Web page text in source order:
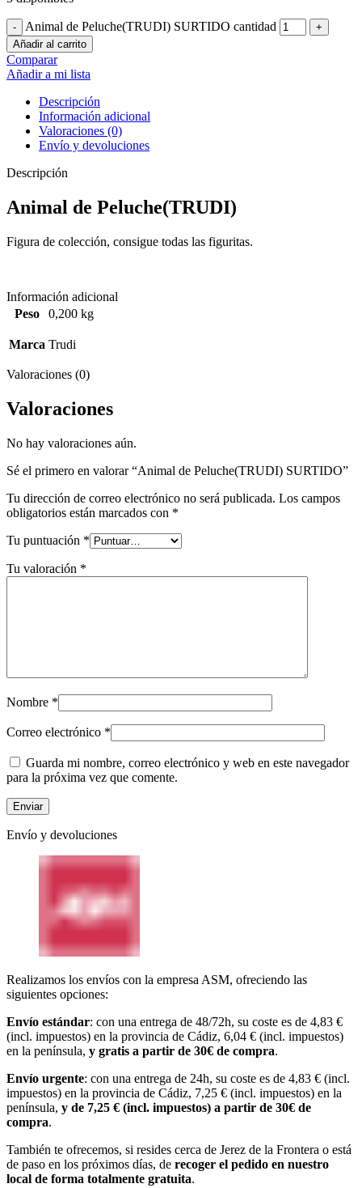
Animal de Peluche(TRUDI) SURTIDO cantidad
Añadir al carrito
Comparar
Añadir a mi lista
Descripción
Información adicional
Valoraciones (0)
Envío y devoluciones
Descripción
Animal de Peluche(TRUDI)
Figura de colección, consigue todas las figuritas.
Información adicional
Peso
0,200 kg
Marca Trudi
Valoraciones (0)
Valoraciones
No hay valoraciones aún.
Sé el primero en valorar “Animal de Peluche(TRUDI) SURTIDO”
Tu dirección de correo electrónico no será publicada. Los campos
obligatorios están marcados con *
Tu puntuación *
Tu valoración *
Nombre *
Correo electrónico *
Guarda mi nombre, correo electrónico y web en este navegador
para la próxima vez que comente.
Envío y devoluciones
Realizamos los envíos con la empresa ASM, ofreciendo las
siguientes opciones:
Envío estándar: con una entrega de 48/72h, su coste es de 4,83 €
(incl. impuestos) en la provincia de Cádiz, 6,04 € (incl. impuestos)
en la península, y gratis a partir de 30€ de compra.
Envío urgente: con una entrega de 24h, su coste es de 4,83 € (incl.
impuestos) en la provincia de Cádiz, 7,25 € (incl. impuestos) en la
península, y de 7,25 € (incl. impuestos) a partir de 30€ de
compra.
También te ofrecemos, si resides cerca de Jerez de la Frontera o está
de paso en los próximos días, de recoger el pedido en nuestro
local de forma totalmente gratuita.